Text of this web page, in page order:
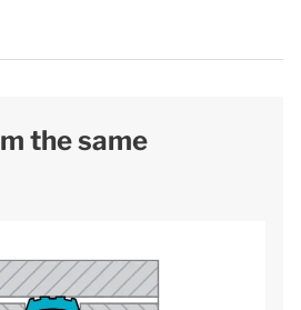
the same